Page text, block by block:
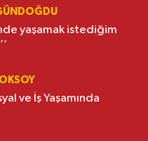
yaşamak istediğim
ve İş Yaşamında